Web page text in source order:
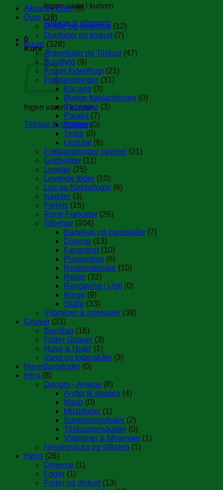
Ingen varer i kurven.
Tilbage til shoppen
0
Kurv
Ingen varer i kurven.
Tilbage til shoppen
Akvarie- foder (6)
Duer (19)
Drikke og fodertrug (12)
Duefoder og tilskud (7)
Fugle (328)
Æggefoder og Tilskud (47)
Bundfyld (9)
Froset foder/frugt (21)
Frøblandninger (31)
Kanarie (3)
Øvrige frøblandinger (0)
Papegøje (3)
Parakit (7)
Sisken (0)
Trope (0)
Undulat (6)
Frøblandninger opvejet (21)
Godbidder (11)
Legetøj (25)
Levende foder (10)
Lori og Nektarfugle (6)
Nødder (3)
Pellets (15)
Rene Frøsorter (26)
Tilbehør (104)
Badehus og badeskåle (7)
Diverse (13)
Fangstnet (10)
Pumpeglas (6)
Redemateriale (10)
Reder (32)
Rengøring / Utøj (0)
Ringe (9)
Skåle (33)
Vitaminer & mineraler (38)
Gnaver (23)
Bundlag (16)
Foder Gnaver (3)
Huse & Huler (1)
Vand og foderskåle (3)
Havedamsfoder (0)
Hest (8)
Dangro - Amequ (8)
Andet til stalden (4)
Mash (0)
Müslifoder (1)
Suppleringsfoder (2)
Tilskudsprodukter (0)
Vitaminer & Mineraler (1)
Hestesnacks og sliksten (1)
Høns (26)
Dirverse (1)
Foder (1)
Foder og tilskud (13)